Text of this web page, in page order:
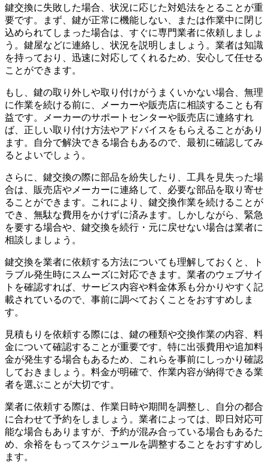
鍵交換に失敗した場合、状況に応じた対処法をとることが重
要です。まず、鍵が正常に機能しない、または作業中に閉じ
込められてしまった場合は、すぐに専門業者に依頼しましょ
う。鍵屋などに連絡し、状況を説明しましょう。業者は知識
を持っており、迅速に対応してくれるため、安心して任せる
ことができます。
もし、鍵の取り外しや取り付けがうまくいかない場合、無理
に作業を続ける前に、メーカーや販売店に相談することも有
益です。メーカーのサポートセンターや販売店に連絡すれ
ば、正しい取り付け方法やアドバイスをもらえることがあり
ます。自分で解決できる場合もあるので、最初に確認してみ
るとよいでしょう。
さらに、鍵交換の際に部品を紛失したり、工具を見失った場
合は、販売店やメーカーに連絡して、必要な部品を取り寄せ
ることができます。これにより、鍵交換作業を続けることが
でき、無駄な費用をかけずに済みます。しかしながら、緊急
を要する場合や、鍵交換を続行・元に戻せない場合は業者に
相談しましょう。
鍵交換を業者に依頼する方法についても理解しておくと、ト
ラブル発生時にスムーズに対応できます。業者のウェブサイ
トを確認すれば、サービス内容や料金体系も分かりやすく記
載されているので、事前に調べておくことをおすすめしま
す。
見積もりを依頼する際には、鍵の種類や交換作業の内容、料
金について確認することが重要です。特に出張費用や追加料
金が発生する場合もあるため、これらを事前にしっかり確認
しておきましょう。料金が明確で、作業内容が納得できる業
者を選ぶことが大切です。
業者に依頼する際は、作業日時や期間を調整し、自分の都合
に合わせて予約をしましょう。業者によっては、即日対応可
能な場合もありますが、予約が混み合っている場合もあるた
め、余裕をもってスケジュールを調整することをおすすめし
ます。